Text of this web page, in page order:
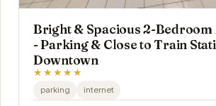
Bright & Spacious 2-
- Parking & Close to Train
Downtown
★★★★★
parking internet